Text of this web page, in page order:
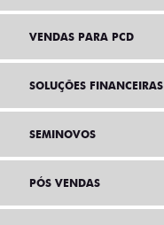
VENDAS PARA PCD
SOLUÇÕES FINANCEIRAS
SEMINOVOS
PÓS VENDAS